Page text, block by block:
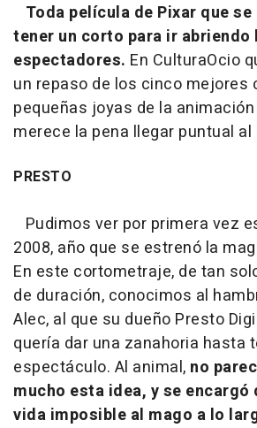
Toda película de Pixar que
tener un corto para ir abriendo
espectadores. En CulturaOcio
un repaso de los cinco mejores
pequeñas joyas de la
merece la pena llegar puntual al
PRESTO
Pudimos ver por primera vez
2008, año que se estrenó la
En este cortometraje, de tan
de duración, conocimos al
Alec, al que su dueño Presto
quería dar una zanahoria hasta
espectáculo. Al animal, no
mucho esta idea, y se encargó
vida imposible al mago a lo